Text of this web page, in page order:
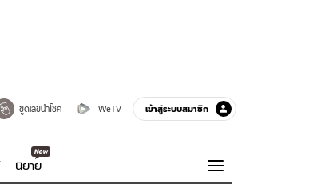
ขูดเลขนำโชค WeTV เข้าสู่ระบบสมาชิก
นิยาย